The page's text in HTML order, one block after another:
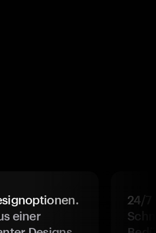
einer
24/7